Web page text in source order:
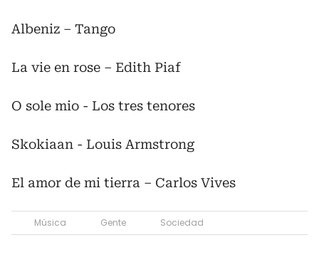
Albeniz – Tango
La vie en rose – Edith Piaf
O sole mio - Los tres tenores
Skokiaan - Louis Armstrong
El amor de mi tierra – Carlos Vives
Música Gente Sociedad